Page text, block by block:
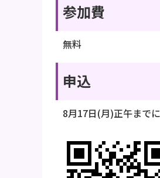
参加費
無料
申込
8月17日(月)正午まで